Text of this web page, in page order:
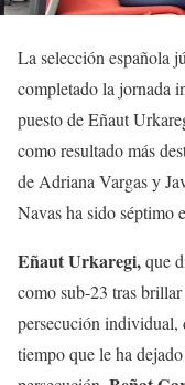
La selección española
completado la jornada
puesto de Eñaut
como resultado más
de Adriana Vargas y
Navas ha sido séptimo
Eñaut Urkaregi,que
como sub-23 tras
persecución individual,
tiempo que le ha